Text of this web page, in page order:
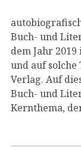
Buch- und
dem Jahr
und auf solche
Verlag. Auf
Buch- und
Kernthema,